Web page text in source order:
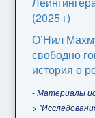
(2025 г)
О’Нил
свободно
история о
- Материалы
>